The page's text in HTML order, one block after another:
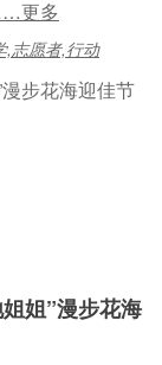
更多
,志愿者,行动
姐”漫步花海